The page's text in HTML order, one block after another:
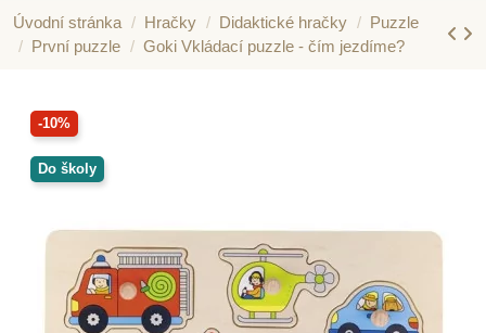
Úvodní stránka Hračky Didaktické hračky
Puzzle
První puzzle
Goki Vkládací puzzle - čím jezdíme?
-10%
Do školy